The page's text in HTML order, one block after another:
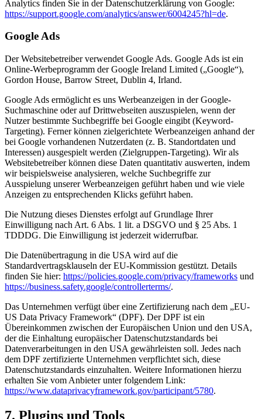
Analytics finden Sie in der Datenschutzerklärung von Google:
https://support.google.com/analytics/answer/6004245?hl=de.
Google Ads
Der Websitebetreiber verwendet Google Ads. Google Ads ist ein
Online-Werbeprogramm der Google Ireland Limited („Google“),
Gordon House, Barrow Street, Dublin 4, Irland.
Google Ads ermöglicht es uns Werbeanzeigen in der Google-
Suchmaschine oder auf Drittwebseiten auszuspielen, wenn der
Nutzer bestimmte Suchbegriffe bei Google eingibt (Keyword-
Targeting). Ferner können zielgerichtete Werbeanzeigen anhand der
bei Google vorhandenen Nutzerdaten (z. B. Standortdaten und
Interessen) ausgespielt werden (Zielgruppen-Targeting). Wir als
Websitebetreiber können diese Daten quantitativ auswerten, indem
wir beispielsweise analysieren, welche Suchbegriffe zur
Ausspielung unserer Werbeanzeigen geführt haben und wie viele
Anzeigen zu entsprechenden Klicks geführt haben.
Die Nutzung dieses Dienstes erfolgt auf Grundlage Ihrer
Einwilligung nach Art. 6 Abs. 1 lit. a DSGVO und § 25 Abs. 1
TDDDG. Die Einwilligung ist jederzeit widerrufbar.
Die Datenübertragung in die USA wird auf die
Standardvertragsklauseln der EU-Kommission gestützt. Details
finden Sie hier: https://policies.google.com/privacy/frameworks und
https://business.safety.google/controllerterms/.
Das Unternehmen verfügt über eine Zertifizierung nach dem „EU-
US Data Privacy Framework“ (DPF). Der DPF ist ein
Übereinkommen zwischen der Europäischen Union und den USA,
der die Einhaltung europäischer Datenschutzstandards bei
Datenverarbeitungen in den USA gewährleisten soll. Jedes nach
dem DPF zertifizierte Unternehmen verpflichtet sich, diese
Datenschutzstandards einzuhalten. Weitere Informationen hierzu
erhalten Sie vom Anbieter unter folgendem Link:
https://www.dataprivacyframework.gov/participant/5780.
7. Plugins und Tools